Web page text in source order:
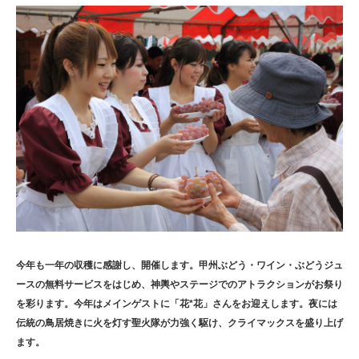
今年も一年の収穫に感謝し、開催します。甲州ぶどう・ワイン・ぶどうジュ
ースの無料サービスをはじめ、神輿やステージでのアトラクションがお祭り
を彩ります。今年はメインゲストに「花*花」 さんをお迎えします。夜には
伝統の鳥居焼きに火を灯す聖火隊が力強く駆け、クライマックスを盛り上げ
ます。